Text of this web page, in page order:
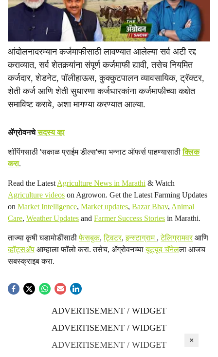
आंदोलनादरम्यान कर्जमाफीसाठी लावण्यात आलेल्या सर्व अटी रद्द
कराव्यात, सर्व शेतकर्‍यांना संपूर्ण कर्जमाफी द्यावी, तसेच नियमित
कर्जदार, शेडनेट, पॉलीहाऊस, कुक्कुटपालन व्यावसायिक, ट्रॅक्टर,
शेती कर्ज आणि शेती सुधारणा कर्जधारकांना कर्जमाफीच्या कक्षेत
समाविष्ट करावे, अशा मागण्या करण्यात आल्या.
ॲग्रोवनचेसदस्य व्हा
शॉपिंगसाठी 'सकाळ प्राईम डील्स'च्या भन्नाट ऑफर्स पाहण्यासाठीक्लिक
करा.
Read the Latest Agriculture News in Marathi & Watch
Agriculture videos on Agrowon. Get the Latest Farming Updates
on Market Intelligence, Market updates, Bazar Bhav, Animal
Care, Weather Updates and Farmer Success Stories in Marathi.
ताज्या कृषी घडामोडींसाठीफेसबुक,ट्विटर,इन्स्टाग्राम ,टेलिग्रामवरआणि
व्हॉट्सॲप आम्हाला फॉलो करा. तसेच, ॲग्रोवनच्यायूट्यूब चॅनेलला आजच
सबस्क्राइब करा.
ADVERTISEMENT / WIDGET
ADVERTISEMENT / WIDGET
ADVERTISEMENT / WIDGET
×